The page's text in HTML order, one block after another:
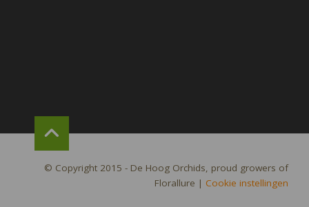
© Copyright 2015 - De Hoog Orchids, proud growers of
Florallure | Cookie instellingen